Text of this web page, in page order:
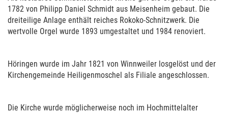
1782 von Philipp Daniel Schmidt aus Meisenheim gebaut. Die
dreiteilige Anlage enthält reiches Rokoko-Schnitzwerk. Die
wertvolle Orgel wurde 1893 umgestaltet und 1984 renoviert.
Höringen wurde im Jahr 1821 von Winnweiler losgelöst und der
Kirchengemeinde Heiligenmoschel als Filiale angeschlossen.
Die Kirche wurde möglicherweise noch im Hochmittelalter